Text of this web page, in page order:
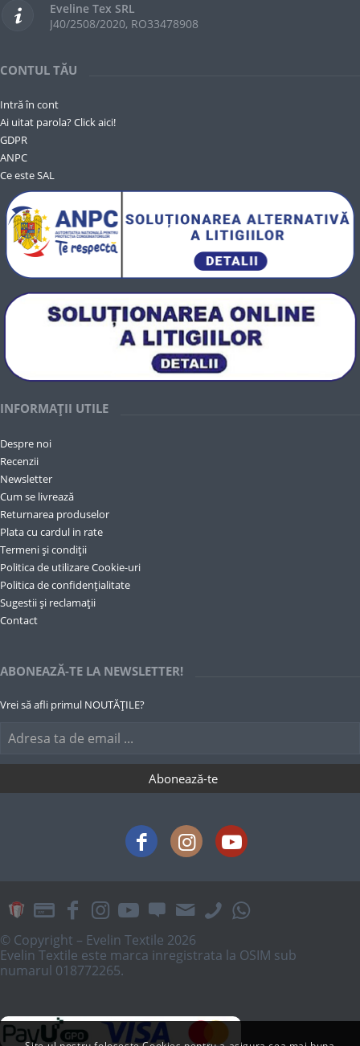
Eveline Tex SRL
J40/2508/2020, RO33478908
CONTUL TĂU
Intră în cont
Ai uitat parola? Click aici!
GDPR
ANPC
Ce este SAL
INFORMAȚII UTILE
Despre noi
Recenzii
Newsletter
Cum se livrează
Returnarea produselor
Plata cu cardul in rate
Termeni și condiții
Politica de utilizare Cookie-uri
Politica de confidențialitate
Sugestii și reclamații
Contact
ABONEAZĂ-TE LA NEWSLETTER!
Vrei să afli primul NOUTĂȚILE?
© Copyright – Evelin Textile 2026
Evelin Textile este marca inregistrata la OSIM sub
numarul 018772265.